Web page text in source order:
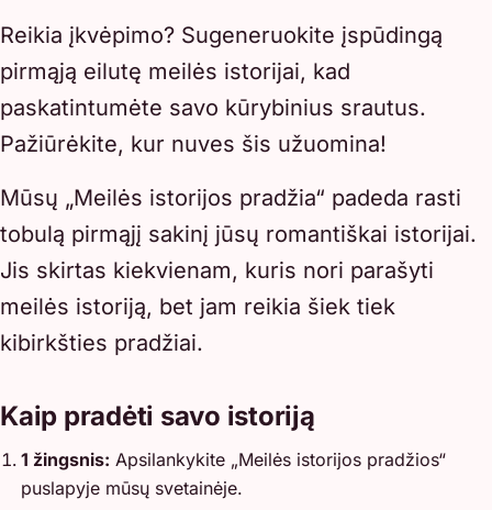
Reikia įkvėpimo? Sugeneruokite įspūdingą
pirmąją eilutę meilės istorijai, kad
paskatintumėte savo kūrybinius srautus.
Pažiūrėkite, kur nuves šis užuomina!
Mūsų „Meilės istorijos pradžia“ padeda rasti
tobulą pirmąjį sakinį jūsų romantiškai istorijai.
Jis skirtas kiekvienam, kuris nori parašyti
meilės istoriją, bet jam reikia šiek tiek
kibirkšties pradžiai.
Kaip pradėti savo istoriją
1 žingsnis: Apsilankykite „Meilės istorijos pradžios“
puslapyje mūsų svetainėje.